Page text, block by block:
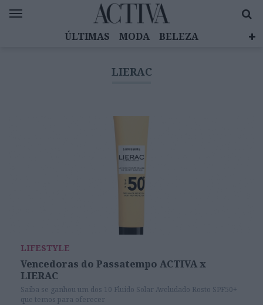
ÚLTIMAS MODA
BELEZA
MULHERES INSPIRADORAS
LIERAC
LIFESTYLE
Vencedoras do Passatempo ACTIVA x
LIERAC
Saiba se ganhou um dos 10 Fluido Solar Aveludado Rosto SPF50+
que temos para oferecer